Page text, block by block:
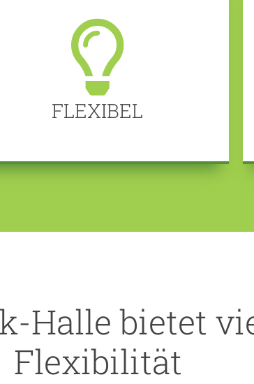
FLEXIBEL
Halle bietet
Flexibilität